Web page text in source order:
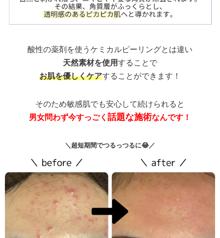
酸性の薬剤を使うケミカルピーリングとは違い
天然素材を使用することで
お肌を優しくケアすることができます！
そのため敏感肌でも安心して続けられると
男女問わず今すっごく 話題な施術なんです！
＼超短期間でつるっつるに😂／